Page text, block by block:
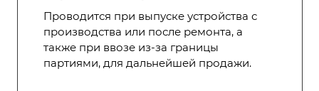
Проводится при выпуске устройства с
производства или после ремонта, а
также при ввозе из-за границы
партиями, для дальнейшей продажи.